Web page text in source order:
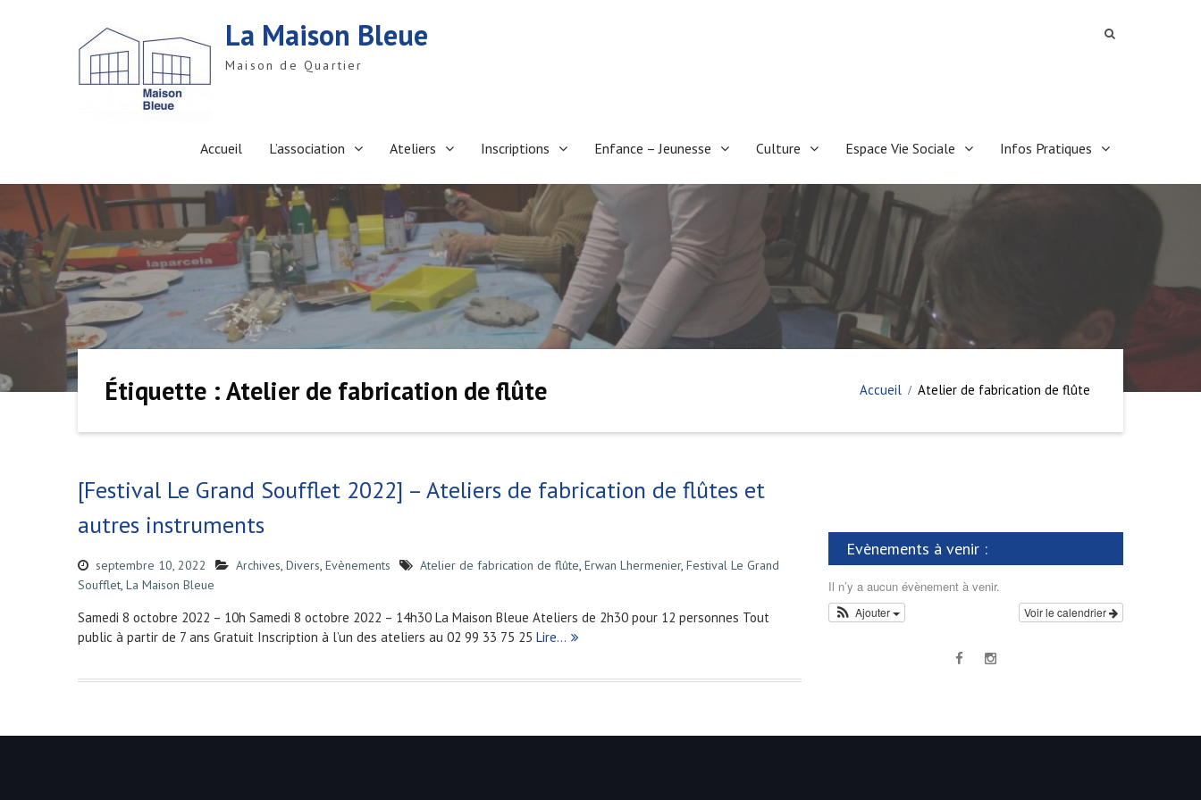
t
n
t
La Maison Bleue
Maison de Quartier
Accueil L’association Ateliers Inscriptions Enfance – Jeunesse Culture Espace Vie Sociale Infos Pratiques
Étiquette : Atelier de fabrication de flûte Accueil Atelier de fabrication de flûte
[Festival Le Grand Soufflet 2022] – Ateliers de fabrication de flûtes et
autres instruments
septembre 10, 2022 Archives, Divers, Evènements Atelier de fabrication de flûte, Erwan Lhermenier, Festival Le Grand
Soufflet, La Maison Bleue
Samedi 8 octobre 2022 – 10h Samedi 8 octobre 2022 – 14h30 La Maison Bleue Ateliers de 2h30 pour 12 personnes Tout
public à partir de 7 ans Gratuit Inscription à l’un des ateliers au 02 99 33 75 25 Lire…
Evènements à venir :
Il n’y a aucun évènement à venir.
Voir le calendrier
Ajouter